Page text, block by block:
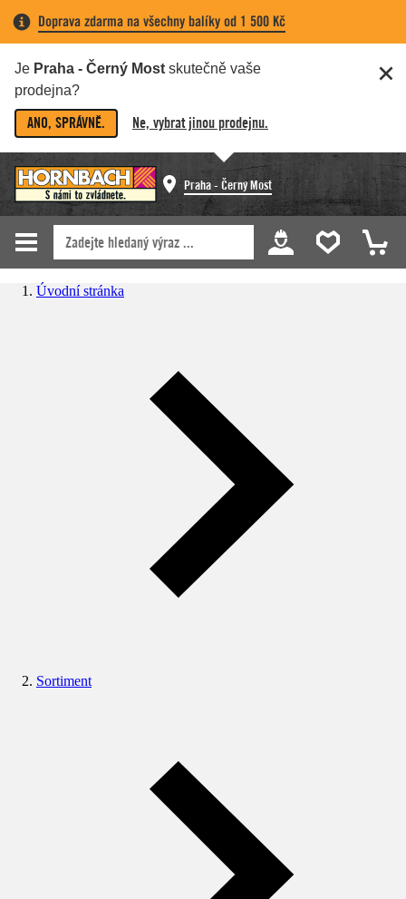
Doprava zdarma na všechny balíky od 1 500 Kč
Je Praha - Černý Most skutečně vaše
prodejna?
ANO, SPRÁVNĚ. Ne, vybrat jinou prodejnu.
Praha - Černý Most
Úvodní stránka
Sortiment